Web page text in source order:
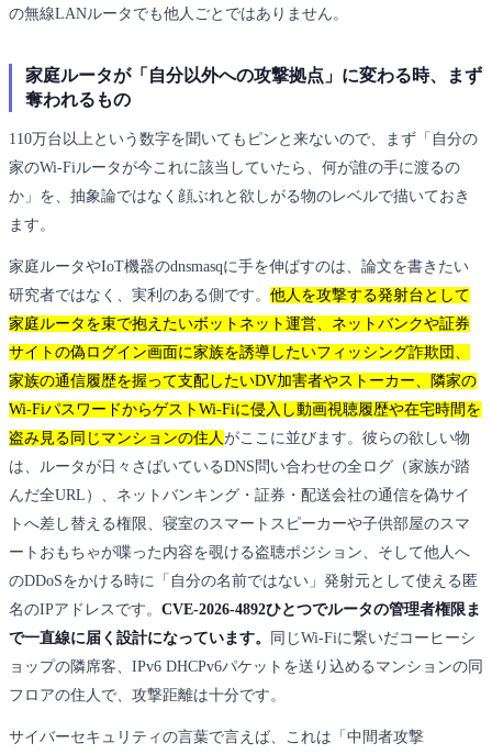
の無線LANルータでも他人ごとではありません。
家庭ルータが「自分以外への攻撃拠点」に変わる時、まず
奪われるもの
110万台以上という数字を聞いてもピンと来ないので、まず「自分の
家のWi-Fiルータが今これに該当していたら、何が誰の手に渡るの
か」を、抽象論ではなく顔ぶれと欲しがる物のレベルで描いておき
ます。
家庭ルータやIoT機器のdnsmasqに手を伸ばすのは、論文を書きたい
研究者ではなく、実利のある側です。 他人を攻撃する発射台として
家庭ルータを束で抱えたいボットネット運営、ネットバンクや証券
サイトの偽ログイン画面に家族を誘導したいフィッシング詐欺団、
家族の通信履歴を握って支配したいDV加害者やストーカー、隣家の
Wi-FiパスワードからゲストWi-Fiに侵入し動画視聴履歴や在宅時間を
盗み見る同じマンションの住人 がここに並びます。彼らの欲しい物
は、ルータが日々さばいているDNS問い合わせの全ログ（家族が踏
んだ全URL）、ネットバンキング・証券・配送会社の通信を偽サイ
トへ差し替える権限、寝室のスマートスピーカーや子供部屋のスマ
ートおもちゃが喋った内容を覗ける盗聴ポジション、そして他人へ
のDDoSをかける時に「自分の名前ではない」発射元として使える匿
名のIPアドレスです。 CVE-2026-4892ひとつでルータの管理者権限ま
で一直線に届く設計になっています。
同じWi-Fiに繋いだコーヒーシ
ョップの隣席客、IPv6 DHCPv6パケットを送り込めるマンションの同
フロアの住人で、攻撃距離は十分です。
サイバーセキュリティの言葉で言えば、これは「中間者攻撃